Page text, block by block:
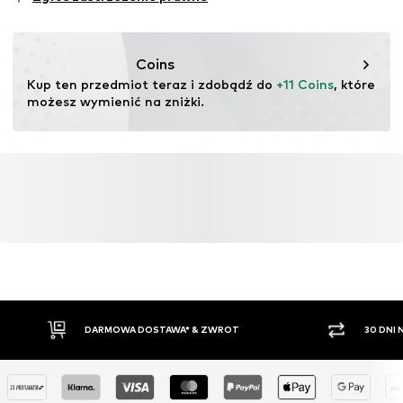
testu
Ten produkt zawiera materiały pochodzące z recyklingu
pochodzących z recyklingu może zmniejszyć
zapotrzebowanie na surowce, uniknąć odpadów i chronić
zasoby naturalne.
Coins
Kup ten przedmiot teraz i zdobądź do +11 Coins, które
możesz wymienić na zniżki.
DARMOWA DOSTAWA* & ZWROT 30 DNI